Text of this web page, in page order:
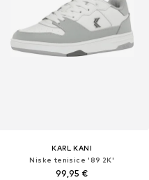
KARL KANI
Niske tenisice '89 2K'
99,95 €